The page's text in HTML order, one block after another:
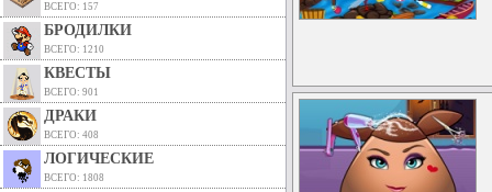
ВСЕГО: 157
БРОДИЛКИ
ВСЕГО: 1210
КВЕСТЫ
ВСЕГО: 901
ДРАКИ
ВСЕГО: 408
ЛОГИЧЕСКИЕ
ВСЕГО: 1808